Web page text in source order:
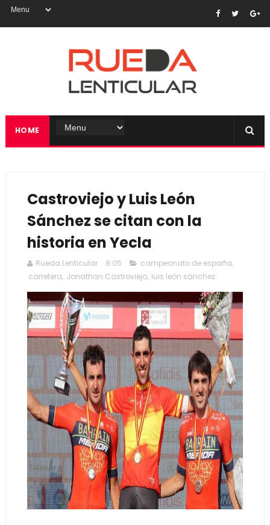
HOME
Castroviejo y Luis León
Sánchez se citan con la
historia en Yecla
Rueda Lenticular 8:05 campeonato de españa,
carretera, Jonathan Castroviejo, luis león sánchez